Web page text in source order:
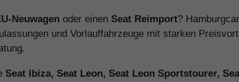
Neuwagen oder einen Seat Reimport?
und Vorlauffahrzeuge mit starken
Seat Ibiza, Seat Leon, Seat Leon Sportstourer,